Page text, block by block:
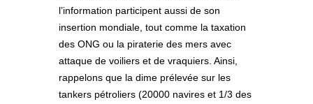
l’information participent aussi de son
insertion mondiale, tout comme la taxation
des ONG ou la piraterie des mers avec
attaque de voiliers et de vraquiers. Ainsi,
rappelons que la dime prélevée sur les
tankers pétroliers (20000 navires et 1/3 des